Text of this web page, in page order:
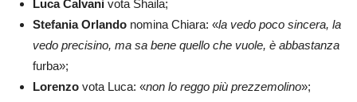
Luca Calvani vota Shaila;
Stefania Orlando nomina Chiara: «la vedo poco sincera, la
vedo precisino, ma sa bene quello che vuole, è abbastanza
furba»;
Lorenzo vota Luca: «non lo reggo più prezzemolino»;